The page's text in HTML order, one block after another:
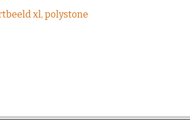
xl, polystone